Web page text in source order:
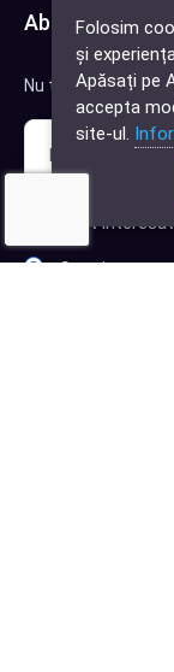
Abonează-te
Nu trimitem spam,
Sunt
Sunt
Folosim
și
Apăsați pe
accepta
site-ul.